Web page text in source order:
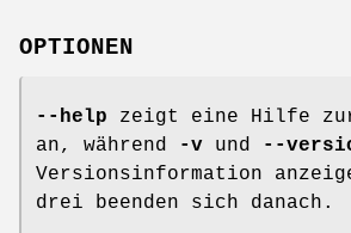
OPTIONEN
--help zeigt eine Hilfe zur
an, während
-v und --
Versionsinformation
drei beenden sich danach.